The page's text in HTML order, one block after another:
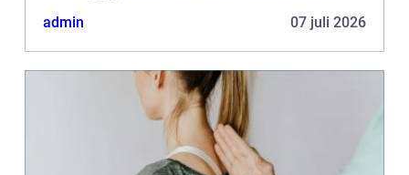
admin 07 juli 2026